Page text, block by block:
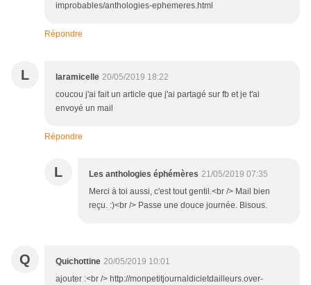
improbables/anthologies-ephemeres.html
Répondre
L laramicelle 20/05/2019 18:22
coucou j'ai fait un article que j'ai partagé sur fb et je t'ai
envoyé un mail
Répondre
L Les anthologies éphémères 21/05/2019 07:35
Merci à toi aussi, c'est tout gentil.<br /> Mail bien
reçu. :)<br /> Passe une douce journée. Bisous.
Q Quichottine 20/05/2019 10:01
ajouter :<br /> http://monpetitjournaldicietdailleurs.over-